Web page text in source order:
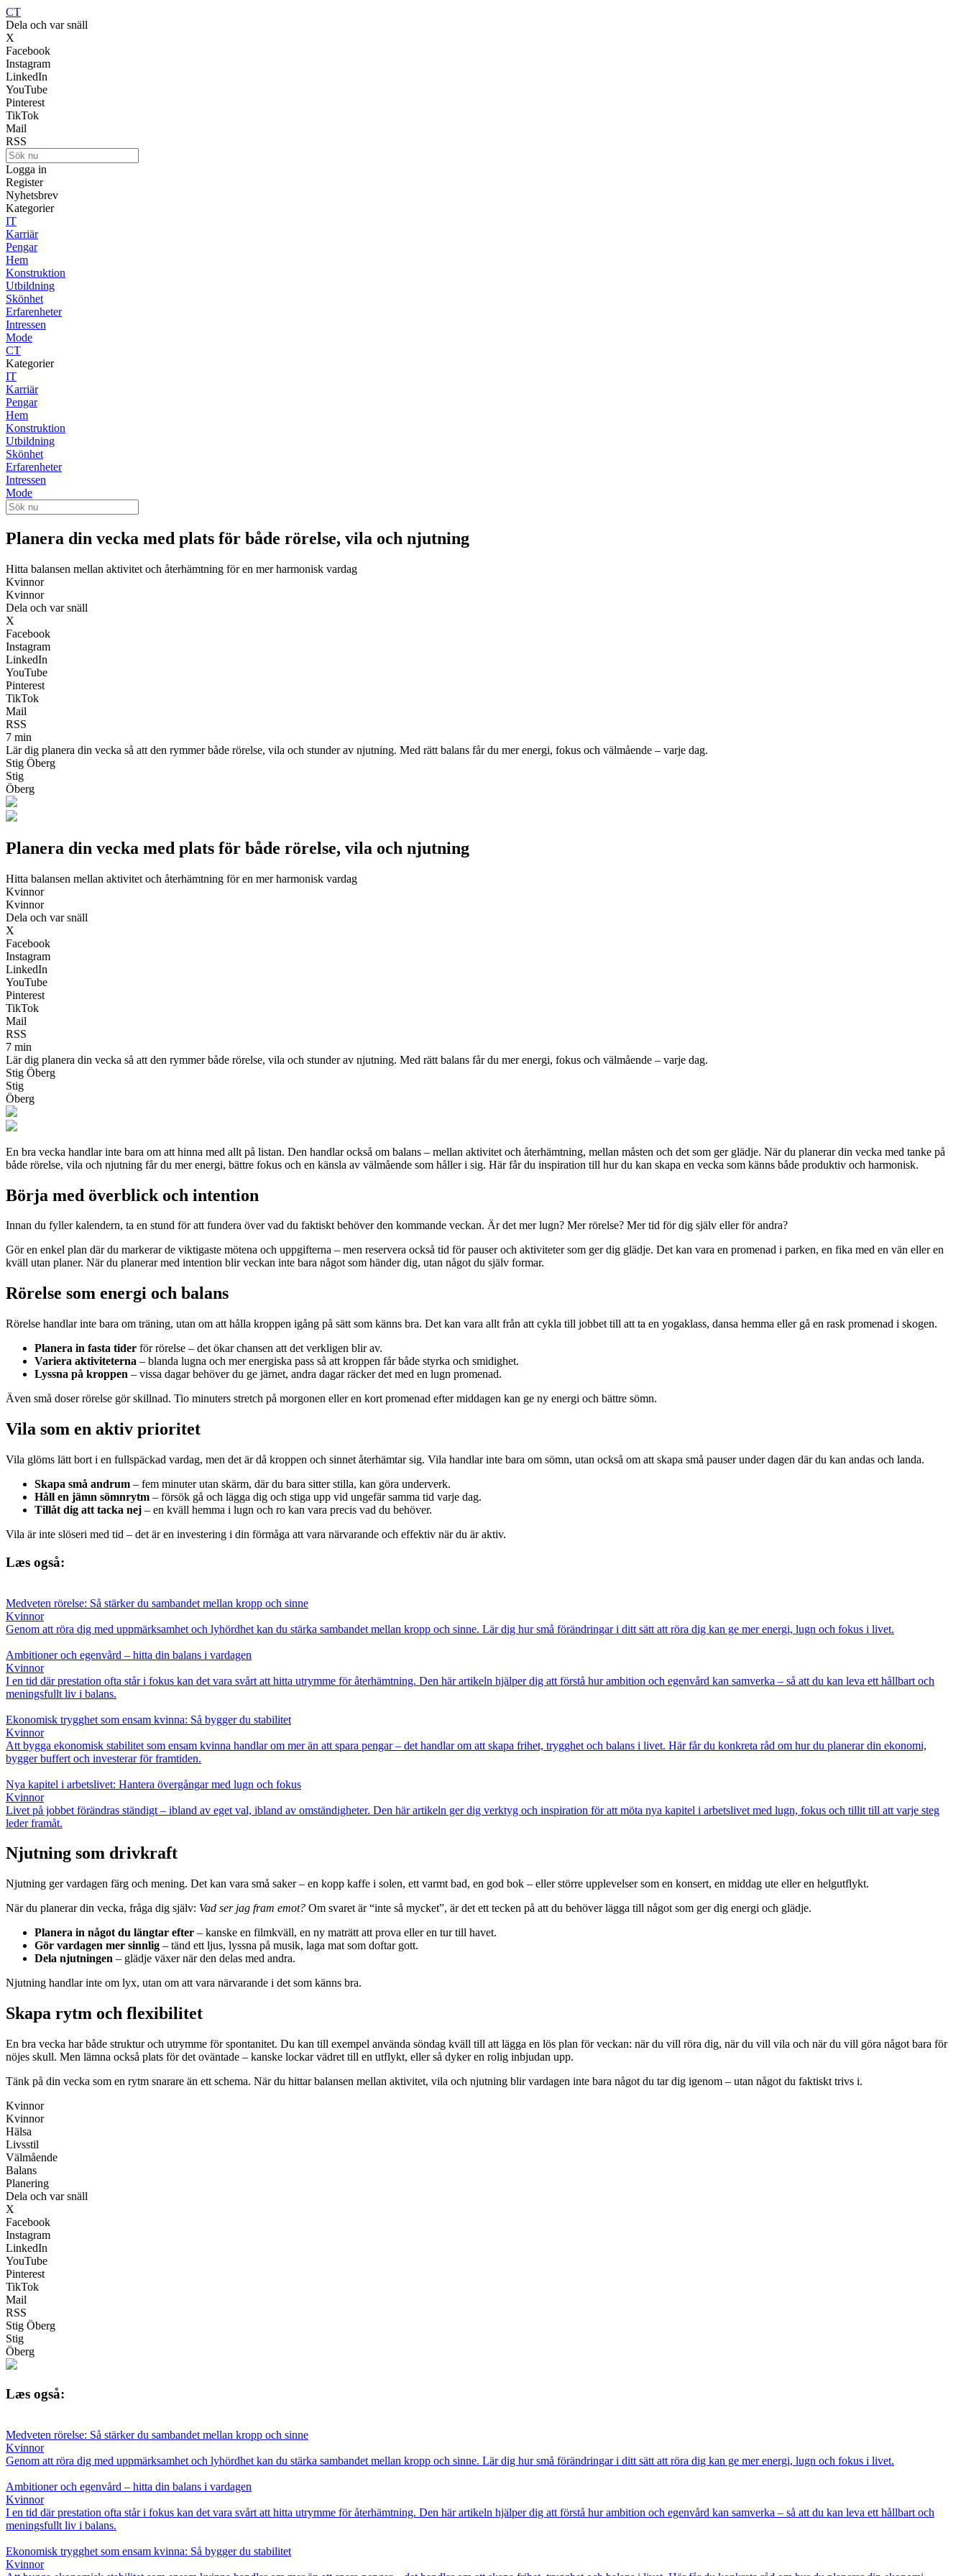
CT
Dela och var snäll
X
Facebook
Instagram
LinkedIn
YouTube
Pinterest
TikTok
Mail
RSS
Logga in
Register
Nyhetsbrev
Kategorier
IT
Karriär
Pengar
Hem
Konstruktion
Utbildning
Skönhet
Erfarenheter
Intressen
Mode
CT
Kategorier
IT
Karriär
Pengar
Hem
Konstruktion
Utbildning
Skönhet
Erfarenheter
Intressen
Mode
Planera din vecka med plats för både rörelse, vila och njutning
Hitta balansen mellan aktivitet och återhämtning för en mer harmonisk vardag
Kvinnor
Kvinnor
Dela och var snäll
X
Facebook
Instagram
LinkedIn
YouTube
Pinterest
TikTok
Mail
RSS
7 min
Lär dig planera din vecka så att den rymmer både rörelse, vila och stunder av njutning. Med rätt balans får du mer energi, fokus och välmående – varje dag.
Stig Öberg
Stig
Öberg
Planera din vecka med plats för både rörelse, vila och njutning
Hitta balansen mellan aktivitet och återhämtning för en mer harmonisk vardag
Kvinnor
Kvinnor
Dela och var snäll
X
Facebook
Instagram
LinkedIn
YouTube
Pinterest
TikTok
Mail
RSS
7 min
Lär dig planera din vecka så att den rymmer både rörelse, vila och stunder av njutning. Med rätt balans får du mer energi, fokus och välmående – varje dag.
Stig Öberg
Stig
Öberg
En bra vecka handlar inte bara om att hinna med allt på listan. Den handlar också om balans – mellan aktivitet och återhämtning, mellan måsten och det som ger glädje. När du planerar din vecka med tanke på
både rörelse, vila och njutning får du mer energi, bättre fokus och en känsla av välmående som håller i sig. Här får du inspiration till hur du kan skapa en vecka som känns både produktiv och harmonisk.
Börja med överblick och intention
Innan du fyller kalendern, ta en stund för att fundera över vad du faktiskt behöver den kommande veckan. Är det mer lugn? Mer rörelse? Mer tid för dig själv eller för andra?
Gör en enkel plan där du markerar de viktigaste mötena och uppgifterna – men reservera också tid för pauser och aktiviteter som ger dig glädje. Det kan vara en promenad i parken, en fika med en vän eller en
kväll utan planer. När du planerar med intention blir veckan inte bara något som händer dig, utan något du själv formar.
Rörelse som energi och balans
Rörelse handlar inte bara om träning, utan om att hålla kroppen igång på sätt som känns bra. Det kan vara allt från att cykla till jobbet till att ta en yogaklass, dansa hemma eller gå en rask promenad i skogen.
Planera in fasta tider för rörelse – det ökar chansen att det verkligen blir av.
Variera aktiviteterna – blanda lugna och mer energiska pass så att kroppen får både styrka och smidighet.
Lyssna på kroppen – vissa dagar behöver du ge järnet, andra dagar räcker det med en lugn promenad.
Även små doser rörelse gör skillnad. Tio minuters stretch på morgonen eller en kort promenad efter middagen kan ge ny energi och bättre sömn.
Vila som en aktiv prioritet
Vila glöms lätt bort i en fullspäckad vardag, men det är då kroppen och sinnet återhämtar sig. Vila handlar inte bara om sömn, utan också om att skapa små pauser under dagen där du kan andas och landa.
Skapa små andrum – fem minuter utan skärm, där du bara sitter stilla, kan göra underverk.
Håll en jämn sömnrytm – försök gå och lägga dig och stiga upp vid ungefär samma tid varje dag.
Tillåt dig att tacka nej – en kväll hemma i lugn och ro kan vara precis vad du behöver.
Vila är inte slöseri med tid – det är en investering i din förmåga att vara närvarande och effektiv när du är aktiv.
Læs også:
Medveten rörelse: Så stärker du sambandet mellan kropp och sinne
Kvinnor
Genom att röra dig med uppmärksamhet och lyhördhet kan du stärka sambandet mellan kropp och sinne. Lär dig hur små förändringar i ditt sätt att röra dig kan ge mer energi, lugn och fokus i livet.
Ambitioner och egenvård – hitta din balans i vardagen
Kvinnor
I en tid där prestation ofta står i fokus kan det vara svårt att hitta utrymme för återhämtning. Den här artikeln hjälper dig att förstå hur ambition och egenvård kan samverka – så att du kan leva ett hållbart och
meningsfullt liv i balans.
Ekonomisk trygghet som ensam kvinna: Så bygger du stabilitet
Kvinnor
Att bygga ekonomisk stabilitet som ensam kvinna handlar om mer än att spara pengar – det handlar om att skapa frihet, trygghet och balans i livet. Här får du konkreta råd om hur du planerar din ekonomi,
bygger buffert och investerar för framtiden.
Nya kapitel i arbetslivet: Hantera övergångar med lugn och fokus
Kvinnor
Livet på jobbet förändras ständigt – ibland av eget val, ibland av omständigheter. Den här artikeln ger dig verktyg och inspiration för att möta nya kapitel i arbetslivet med lugn, fokus och tillit till att varje steg
leder framåt.
Njutning som drivkraft
Njutning ger vardagen färg och mening. Det kan vara små saker – en kopp kaffe i solen, ett varmt bad, en god bok – eller större upplevelser som en konsert, en middag ute eller en helgutflykt.
När du planerar din vecka, fråga dig själv: Vad ser jag fram emot? Om svaret är “inte så mycket”, är det ett tecken på att du behöver lägga till något som ger dig energi och glädje.
Planera in något du längtar efter – kanske en filmkväll, en ny maträtt att prova eller en tur till havet.
Gör vardagen mer sinnlig – tänd ett ljus, lyssna på musik, laga mat som doftar gott.
Dela njutningen – glädje växer när den delas med andra.
Njutning handlar inte om lyx, utan om att vara närvarande i det som känns bra.
Skapa rytm och flexibilitet
En bra vecka har både struktur och utrymme för spontanitet. Du kan till exempel använda söndag kväll till att lägga en lös plan för veckan: när du vill röra dig, när du vill vila och när du vill göra något bara för
nöjes skull. Men lämna också plats för det oväntade – kanske lockar vädret till en utflykt, eller så dyker en rolig inbjudan upp.
Tänk på din vecka som en rytm snarare än ett schema. När du hittar balansen mellan aktivitet, vila och njutning blir vardagen inte bara något du tar dig igenom – utan något du faktiskt trivs i.
Kvinnor
Kvinnor
Hälsa
Livsstil
Välmående
Balans
Planering
Dela och var snäll
X
Facebook
Instagram
LinkedIn
YouTube
Pinterest
TikTok
Mail
RSS
Stig Öberg
Stig
Öberg
Læs også:
Medveten rörelse: Så stärker du sambandet mellan kropp och sinne
Kvinnor
Genom att röra dig med uppmärksamhet och lyhördhet kan du stärka sambandet mellan kropp och sinne. Lär dig hur små förändringar i ditt sätt att röra dig kan ge mer energi, lugn och fokus i livet.
Ambitioner och egenvård – hitta din balans i vardagen
Kvinnor
I en tid där prestation ofta står i fokus kan det vara svårt att hitta utrymme för återhämtning. Den här artikeln hjälper dig att förstå hur ambition och egenvård kan samverka – så att du kan leva ett hållbart och
meningsfullt liv i balans.
Ekonomisk trygghet som ensam kvinna: Så bygger du stabilitet
Kvinnor